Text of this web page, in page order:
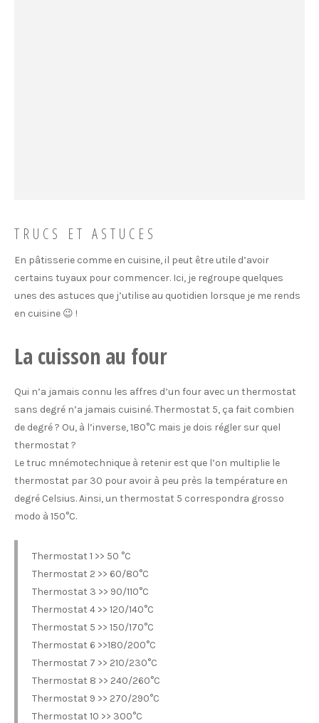
TRUCS ET ASTUCES
En pâtisserie comme en cuisine, il peut être utile d’avoir
certains tuyaux pour commencer. Ici, je regroupe quelques
unes des astuces que j’utilise au quotidien lorsque je me rends
en cuisine 😉 !
La cuisson au four
Qui n’a jamais connu les affres d’un four avec un thermostat
sans degré n’a jamais cuisiné. Thermostat 5, ça fait combien
de degré ? Ou, à l’inverse, 180°C mais je dois régler sur quel
thermostat ?
Le truc mnémotechnique à retenir est que l’on multiplie le
thermostat par 30 pour avoir à peu près la température en
degré Celsius. Ainsi, un thermostat 5 correspondra grosso
modo à 150°C.
Thermostat 1 >> 50 °C
Thermostat 2 >> 60/80°C
Thermostat 3 >> 90/110°C
Thermostat 4 >> 120/140°C
Thermostat 5 >> 150/170°C
Thermostat 6 >>180/200°C
Thermostat 7 >> 210/230°C
Thermostat 8 >> 240/260°C
Thermostat 9 >> 270/290°C
Thermostat 10 >> 300°C